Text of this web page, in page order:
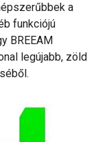
a
funkciójú
BREEAM
legújabb, zöld